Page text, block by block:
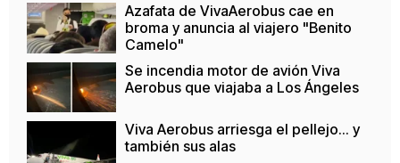
Azafata de VivaAerobus cae en
broma y anuncia al viajero "Benito
Camelo"
Se incendia motor de avión Viva
Aerobus que viajaba a Los Ángeles
Viva Aerobus arriesga el pellejo... y
también sus alas